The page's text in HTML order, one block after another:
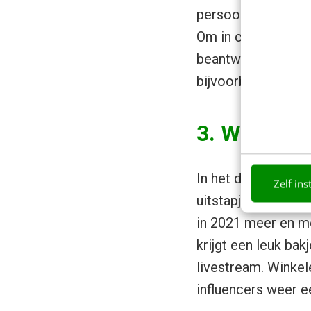
Zelf
persoonlijke
Om in contact te
beantwoorden.
bijvoorbeeld ook
3.
In het drukke
uitstapjes
in 2021 meer en
krijgt een leuk
livestream.
influencers weer